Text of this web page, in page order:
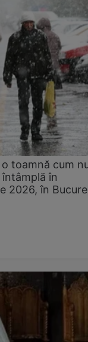
toamnă cum
în
2026, în